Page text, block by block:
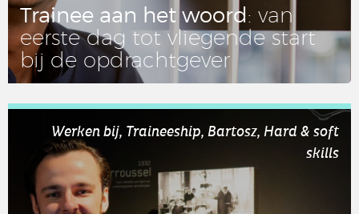
Trainee aan het woord: van
eerste dag tot vlie­gen­de start
bij de op­dracht­ge­ver
LEES DIT ARTIKEL
Werken bij, Traineeship, Bartosz, Hard & soft
skills